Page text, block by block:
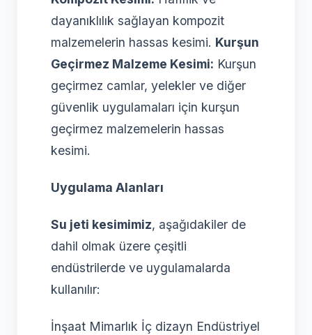
dayanıklılık sağlayan kompozit
malzemelerin hassas kesimi. Kurşun
Geçirmez Malzeme Kesimi: Kurşun
geçirmez camlar, yelekler ve diğer
güvenlik uygulamaları için kurşun
geçirmez malzemelerin hassas
kesimi.
Uygulama Alanları
Su jeti kesimimiz, aşağıdakiler de
dahil olmak üzere çeşitli
endüstrilerde ve uygulamalarda
kullanılır:
İnşaat Mimarlık İç dizayn Endüstriyel